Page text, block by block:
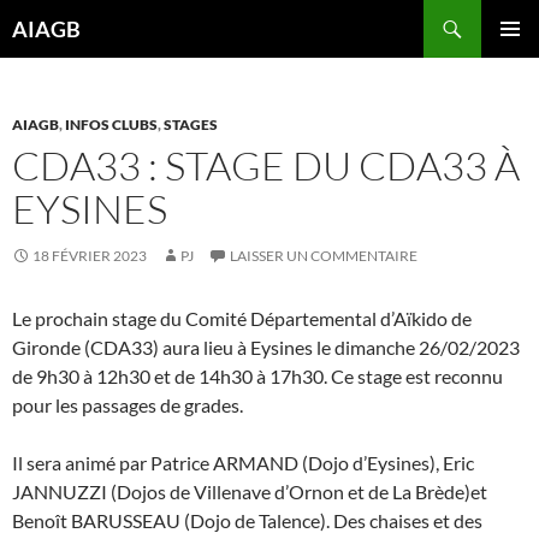
auAIAGB
AIAGB, INFOS CLUBS,STAGES
CDA33 : STAGE DU CDA33 À
EYSINES
18 FÉVRIER 2023 PJ LAISSER UN COMMENTAIRE
Le prochain stage du Comité Départemental d’Aïkido de
Gironde (CDA33) aura lieu à Eysines le dimanche 26/02/2023
de 9h30 à 12h30 et de 14h30 à 17h30. Ce stage est reconnu
pour les passages de grades.
Il sera animé par Patrice ARMAND (Dojo d’Eysines), Eric
JANNUZZI (Dojos de Villenave d’Ornon et de La Brède)et
Benoît BARUSSEAU (Dojo de Talence). Des chaises et des